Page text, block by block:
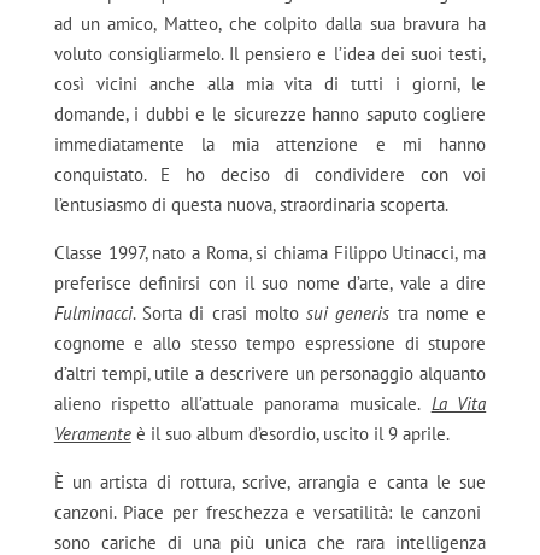
ad un amico, Matteo, che colpito dalla sua bravura ha
voluto consigliarmelo. Il pensiero e l’idea dei suoi testi,
così vicini anche alla mia vita di tutti i giorni, le
domande, i dubbi e le sicurezze hanno saputo cogliere
immediatamente la mia attenzione e mi hanno
conquistato. E ho deciso di condividere con voi
l’entusiasmo di questa nuova, straordinaria scoperta.
Classe 1997, nato a Roma, si chiama Filippo Utinacci, ma
preferisce definirsi con il suo nome d’arte, vale a dire
Fulminacci. Sorta di crasi moltosui generis tra nome e
cognome e allo stesso tempo espressione di stupore
d’altri tempi, utile a descrivere un personaggio alquanto
alieno rispetto all’attuale panorama musicale. La Vita
Veramenteè il suo album d’esordio, uscito il 9 aprile.
È un artista di rottura, scrive, arrangia e canta le sue
canzoni. Piace per freschezza e versatilità: le canzoni
sono cariche di una più unica che rara intelligenza